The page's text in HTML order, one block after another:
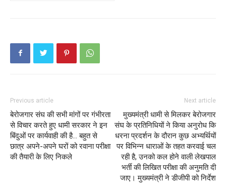
Previous article
बेरोजगार संघ की सभी मांगों पर गंभीरता
से विचार करते हुए धामी सरकार ने इन
बिंदुओं पर कार्यवाही की है… बहुत से
छात्र अपने-अपने घरों को रवाना परीक्षा
की तैयारी के लिए निकले
Next article
मुख्यमंत्री धामी से मिलकर बेरोजगार
संघ के प्रतिनिधियों ने किया अनुरोध कि
धरना प्रदर्शन के दौरान कुछ अभ्यर्थियों
पर विभिन्न धाराओं के तहत करवाई चल
रही है, उनको कल होने वाली लेखपाल
भर्ती की लिखित परीक्षा की अनुमति दी
जाए। मुख्यमंत्री ने डीजीपी को निर्देश